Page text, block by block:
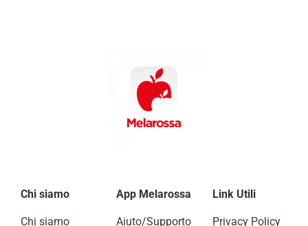
Chi siamo
Chi siamo
App Melarossa
Aiuto/Supporto
Link Utili
Privacy Policy